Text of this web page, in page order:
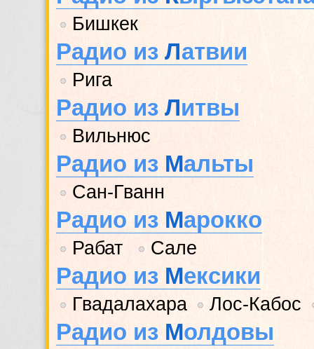
• Бишкек
Радио из Латвии
• Рига
Радио из Литвы
• Вильнюс
Радио из Мальты
• Сан-Гванн
Радио из Марокко
• Рабат • Сале
Радио из Мексики
• Гвадалахара • Лос-Кабос
Радио из Молдовы